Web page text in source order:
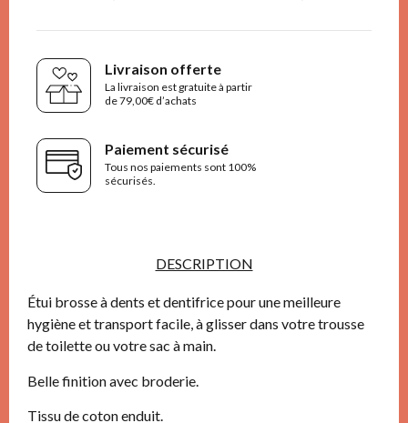
Livraison offerte
La livraison est gratuite à partir
de 79,00€ d’achats
Paiement sécurisé
Tous nos paiements sont 100%
sécurisés.
DESCRIPTION
Étui brosse à dents et dentifrice pour une meilleure
hygiène et transport facile, à glisser dans votre trousse
de toilette ou votre sac à main.
Belle finition avec broderie.
Tissu de coton enduit.